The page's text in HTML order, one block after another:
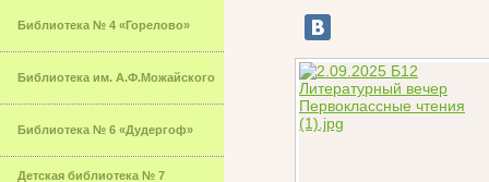
Библиотека № 4 «Горелово»
Библиотека им. А.Ф.Можайского
Библиотека № 6 «Дудергоф»
Детская библиотека № 7